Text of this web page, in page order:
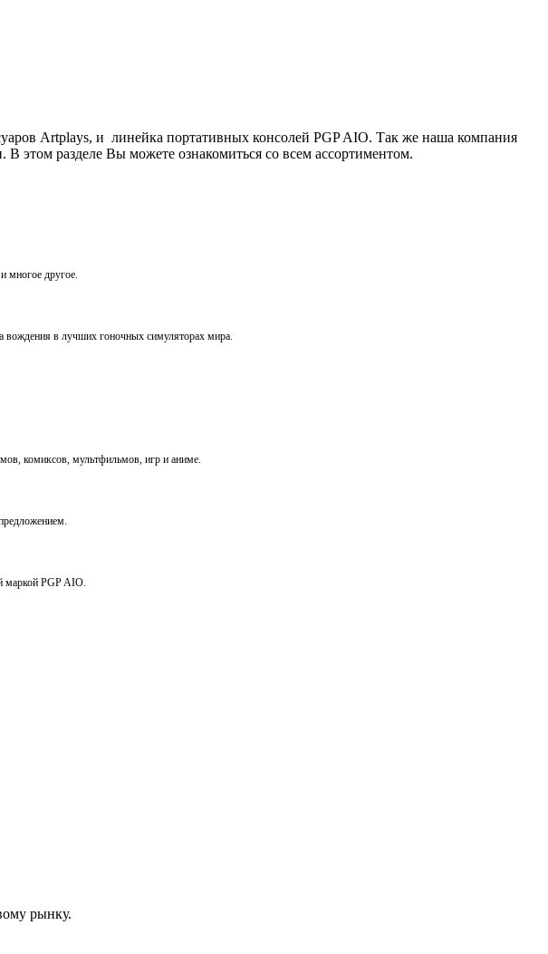
Artplays, и линейка портативных консолей PGP AIO. Так же наша компания
этом разделе Вы можете ознакомиться со всем ассортиментом.
многое другое.
вождения в лучших гоночных симуляторах мира.
комиксов, мультфильмов, игр и аниме.
маркой PGP AIO.
рынку.